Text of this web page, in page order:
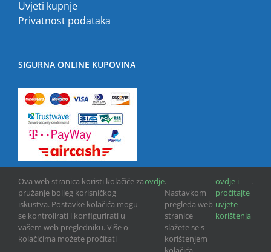
Uvjeti kupnje
Privatnost podataka
SIGURNA ONLINE KUPOVINA
2026 | GPU INFO d.o.o. | All Rights Reserved
Ova web stranica koristi kolačiće za
pružanje boljeg korisničkog
iskustva. Postavke kolačića mogu
se kontrolirati i konfigurirati u
vašem web pregledniku. Više o
kolačićima možete pročitati
ovdje.
Nastavkom
pregleda web
stranice
slažete se s
korištenjem
ovdje i
pročitajte
uvjete
korištenja
.